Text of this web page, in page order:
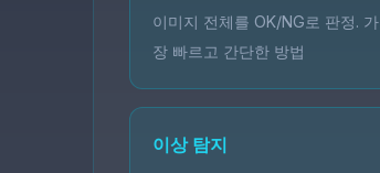
이미지 전체를 OK/NG로 판정. 가
장 빠르고 간단한 방법
이상 탐지